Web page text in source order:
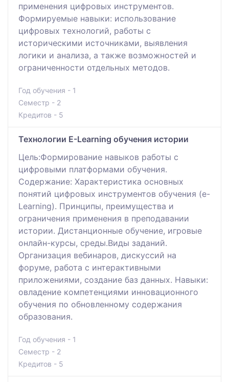
применения цифровых инструментов.
Формируемые навыки: использование
цифровых технологий, работы с
историческими источниками, выявления
логики и анализа, а также возможностей и
ограниченности отдельных методов.
Год обучения - 1
Семестр - 2
Кредитов - 5
Технологии E-Learning обучения истории
Цель:Формирование навыков работы с
цифровыми платформами обучения.
Содержание: Характеристика основных
понятий цифровых инструментов обучения (e-
Learning). Принципы, преимущества и
ограничения применения в преподавании
истории. Дистанционные обучение, игровые
онлайн-курсы, среды.Виды заданий.
Организация вебинаров, дискуссий на
форуме, работа с интерактивными
приложениями, создание баз данных. Навыки:
овладение компетенциями инновационного
обучения по обновленному содержания
образования.
Год обучения - 1
Семестр - 2
Кредитов - 5